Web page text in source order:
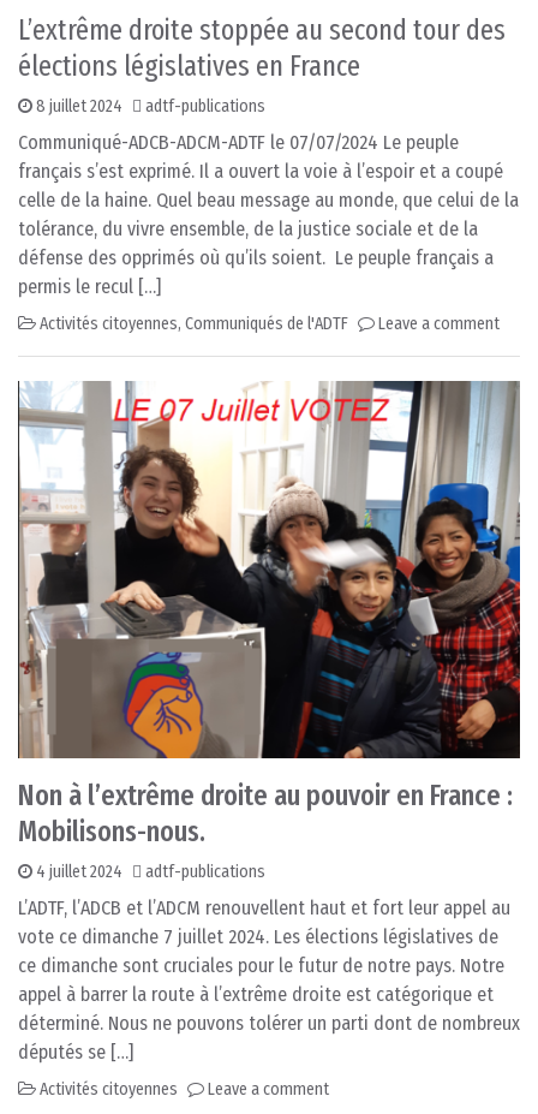
L’extrême droite stoppée au second tour des
élections législatives en France
8 juillet 2024 adtf-publications
Communiqué-ADCB-ADCM-ADTF le 07/07/2024 Le peuple
français s’est exprimé. Il a ouvert la voie à l’espoir et a coupé
celle de la haine. Quel beau message au monde, que celui de la
tolérance, du vivre ensemble, de la justice sociale et de la
défense des opprimés où qu’ils soient. Le peuple français a
permis le recul […]
Activités citoyennes, Communiqués de l'ADTF Leave a comment
Non à l’extrême droite au pouvoir en France :
Mobilisons-nous.
4 juillet 2024 adtf-publications
L’ADTF, l’ADCB et l’ADCM renouvellent haut et fort leur appel au
vote ce dimanche 7 juillet 2024. Les élections législatives de
ce dimanche sont cruciales pour le futur de notre pays. Notre
appel à barrer la route à l’extrême droite est catégorique et
déterminé. Nous ne pouvons tolérer un parti dont de nombreux
députés se […]
Activités citoyennes Leave a comment